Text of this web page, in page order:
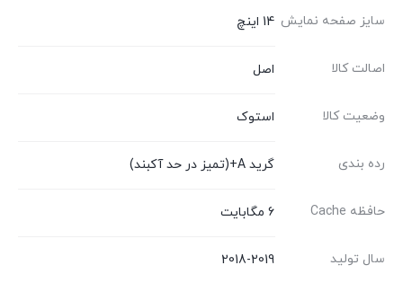
سایز صفحه نمایش 14 اینچ
اصالت کالا اصل
وضعیت کالا استوک
رده بندی گرید A+(تمیز در حد آکبند)
حافظه Cache 6 مگابایت
سال تولید 2018-2019